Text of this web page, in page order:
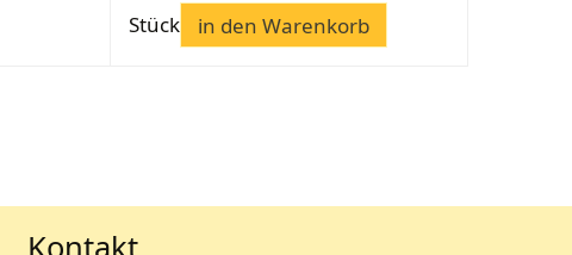
Stück in den Warenkorb
Kontakt